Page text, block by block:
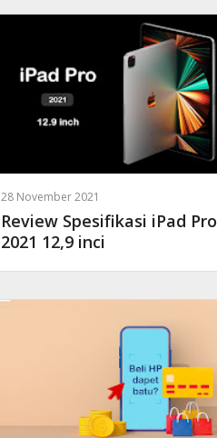
28 November 2021
Review Spesifikasi iPad Pro
2021 12,9 inci